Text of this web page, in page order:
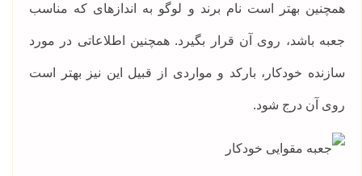
همچنین بهتر است نام برند و لوگو به اندازهای که مناسب
جعبه باشد، روی آن قرار بگیرد. همچنین اطلاعاتی در مورد
سازنده خودکار، بارکد و مواردی از قبیل این نیز بهتر است
روی آن درج شود.